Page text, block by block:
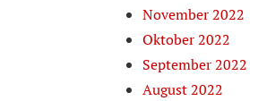
November 2022
Oktober 2022
September 2022
August 2022